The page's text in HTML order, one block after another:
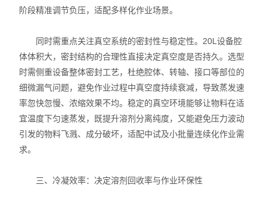
阶段精准调节负压，适配多样化作业场景。
同时需重点关注真空系统的密封性与稳定性。20L设备腔
体体积大，密封结构的合理性直接决定真空度是否持久。选型
时需侧重设备整体密封工艺，杜绝腔体、转轴、接口等部位的
细微漏气问题，避免作业过程中真空度持续衰减，导致蒸发速
率忽快忽慢、浓缩效果不均。稳定的真空环境能够让物料在适
宜温度下匀速蒸发，既提升溶剂分离纯度，又能避免压力波动
引发的物料飞溅、成分破坏，适配中试及小批量连续化作业需
求。
三、冷凝效率：决定溶剂回收率与作业环保性